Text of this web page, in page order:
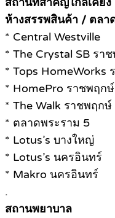
ห้างสรรพสินค้า / ตลา
* Central Westville
* The Crystal SB รา
* Tops HomeWorks
* HomePro ราชพฤกษ์
* The Walk ราชพฤกษ์
* ตลาดพระราม 5
* Lotus’s บางใหญ่
* Lotus’s นครอินทร์
* Makro นครอินทร์
.
สถานพยาบาล